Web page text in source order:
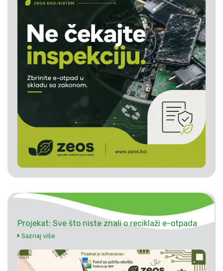
Projekat: Sve što niste znali o reciklaži e-otpada
Saznaj više